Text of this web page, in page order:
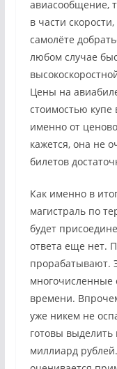
авиасообщение,
в части
самолёте
любом случае
Цены на
стоимостью купе
именно от
кажется, она не
билетов
Как именно в
магистраль по
будет
ответа еще нет.
прорабатывают.
многочисленные
времени.
уже никем не
готовы выделить
миллиард